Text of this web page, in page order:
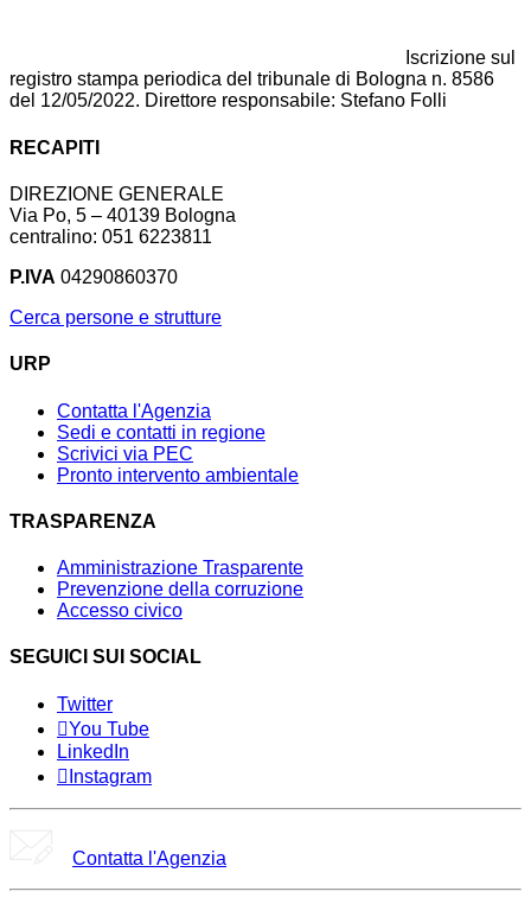
Iscrizione sul
registro stampa periodica del tribunale di Bologna n. 8586
del 12/05/2022. Direttore responsabile: Stefano Folli
RECAPITI
DIREZIONE GENERALE
Via Po, 5 – 40139 Bologna
centralino: 051 6223811
P.IVA 04290860370
Cerca persone e strutture
URP
Contatta l'Agenzia
Sedi e contatti in regione
Scrivici via PEC
Pronto intervento ambientale
TRASPARENZA
Amministrazione Trasparente
Prevenzione della corruzione
Accesso civico
SEGUICI SUI SOCIAL
Twitter
You Tube
LinkedIn
Instagram
Contatta l'Agenzia